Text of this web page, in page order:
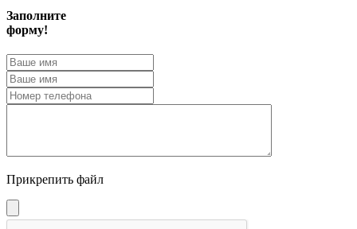
Заполните
форму!
Прикрепить файл